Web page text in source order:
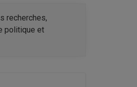
recherches,
politique et